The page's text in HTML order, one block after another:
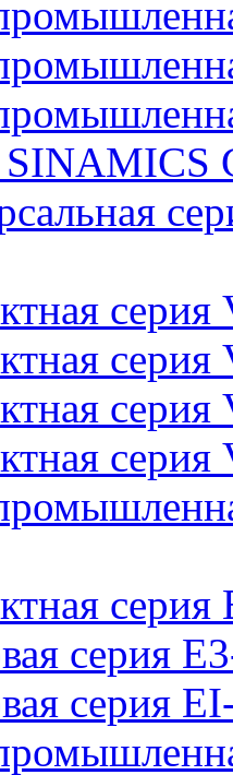
серия
серия
серия
серия
серия
серия